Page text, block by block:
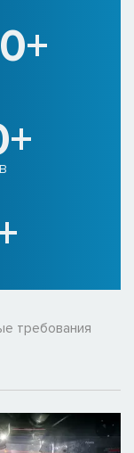
требования